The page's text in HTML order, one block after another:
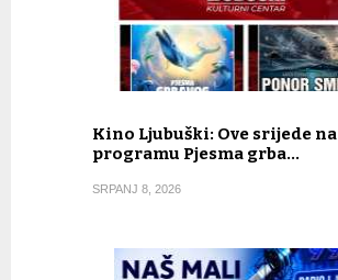
Kino Ljubuški: Ove srijede na
programu Pjesma grba…
SRPANJ 8, 2026